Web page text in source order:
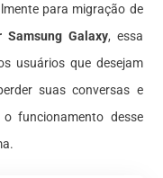
para migração de
Samsung Galaxy, essa
usuários que desejam
suas conversas e
funcionamento desse